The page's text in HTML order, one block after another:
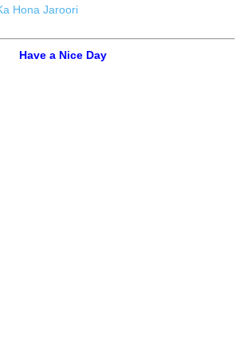
Hona Jaroori
Have a Nice Day